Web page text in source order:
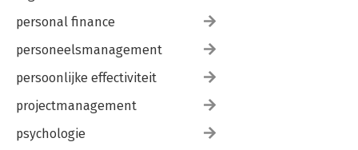
69 Algemeen 231
70 Hoger beroep 231
72 Herziening 239
Trefwoordenregister 241
Belastingrecht 9
personal finance
personeelsmanagement
persoonlijke effectiviteit
projectmanagement
psychologie